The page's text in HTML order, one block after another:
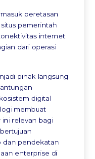
peretasan
pemerintah
internet
dari operasi
pihak langsung
digital
membuat
ini relevan bagi
dan pendekatan
enterprise di